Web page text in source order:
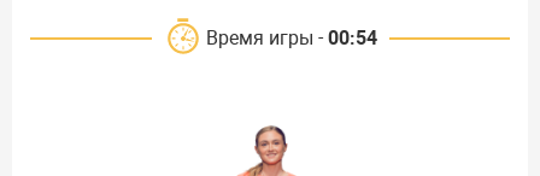
Время игры - 00:54